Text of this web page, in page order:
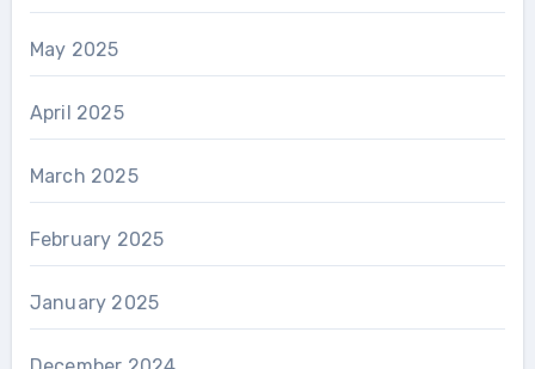
May 2025
April 2025
March 2025
February 2025
January 2025